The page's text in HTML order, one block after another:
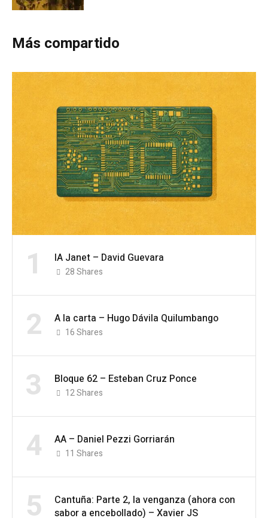
Más compartido
1 IA Janet – David Guevara
28Shares
2 A la carta – Hugo Dávila Quilumbango
16Shares
3 Bloque 62 – Esteban Cruz Ponce
12Shares
4 AA – Daniel Pezzi Gorriarán
11 Shares
5
Cantuña: Parte 2, la venganza (ahora con
sabor a encebollado) – Xavier JS